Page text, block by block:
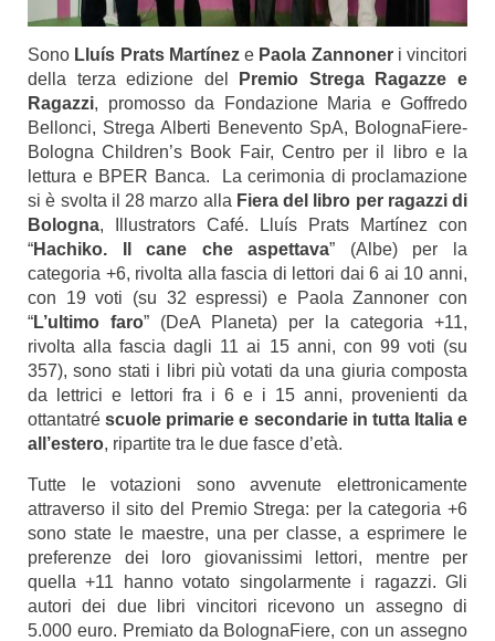
Sono Lluís Prats Martínez e Paola Zannoner i vincitori
della terza edizione del
Premio Strega Ragazze e
Ragazzi, promosso da Fondazione Maria e Goffredo
Bellonci, Strega Alberti Benevento SpA, BolognaFiere-
Bologna Children’s Book Fair, Centro per il libro e la
lettura e BPER Banca. La cerimonia di proclamazione
si è svolta il 28 marzo alla Fiera del libro per ragazzi di
Bologna, Illustrators Café. Lluís Prats Martínez con
“Hachiko. Il cane che aspettava” (Albe) per la
categoria +6, rivolta alla fascia di lettori dai 6 ai 10 anni,
con 19 voti (su 32 espressi) e Paola Zannoner con
“L’ultimo faro” (DeA Planeta) per la categoria +11,
rivolta alla fascia dagli 11 ai 15 anni, con 99 voti (su
357), sono stati i libri più votati da una giuria composta
da lettrici e lettori fra i 6 e i 15 anni, provenienti da
ottantatréscuole primarie e secondarie in tutta Italia e
all’estero, ripartite tra le due fasce d’età.
Tutte le votazioni sono avvenute elettronicamente
attraverso il sito del Premio Strega: per la categoria +6
sono state le maestre, una per classe, a esprimere le
preferenze dei loro giovanissimi lettori, mentre per
quella +11 hanno votato singolarmente i ragazzi. Gli
autori dei due libri vincitori ricevono un assegno di
5.000 euro. Premiato da BolognaFiere, con un assegno